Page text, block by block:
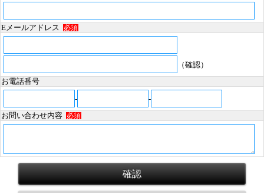
Eメールアドレス 必須
（確認）
お電話番号
-
-
お問い合わせ内容
必須